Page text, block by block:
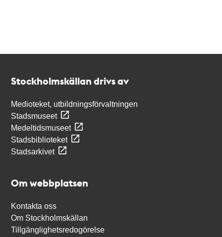
Stockholmskällan drivs av
Medioteket, utbildningsförvaltningen
Stadsmuseet
Medeltidsmuseet
Stadsbiblioteket
Stadsarkivet
Om webbplatsen
Kontakta oss
Om Stockholmskällan
Tillgänglighetsredogörelse